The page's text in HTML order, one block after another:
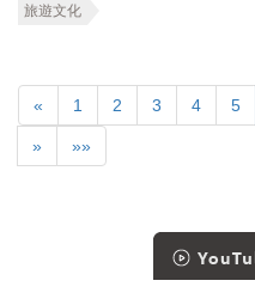
旅遊文化
« 1 2 3 4 5
» »»